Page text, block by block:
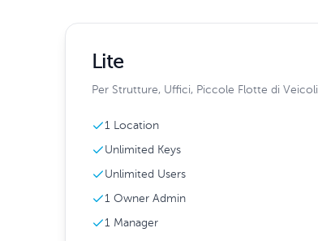
Lite
Per Strutture, Uffici, Piccole Flotte di Veicoli
1 Location
Unlimited Keys
Unlimited Users
1 Owner Admin
1 Manager